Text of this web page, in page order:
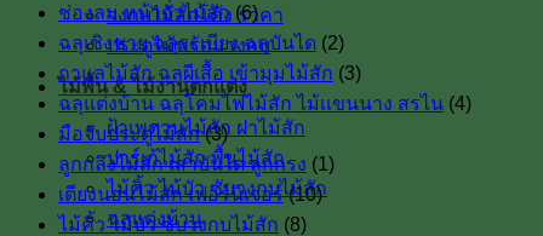
วงกบไม้สักโค้ง ราคา
ประตูไม้พร้อมวงกบ
ไม้พื้น & ไม้งานตกแต่ง
ฝ้าเพดานไม้สัก ฝาไม้สัก
ปาร์เก้ไม้สัก พื้นไม้สัก
ไม้คิ้ว ไม้บัว ซับวงกบไม้สัก
ฉลุแต่งบ้าน
ช่องลม หน้าจั่วไม้สัก (6)
ฉลุเชิงชาย ฉลุระเบียง ฉลุบันได (2)
กาแลไม้สัก ฉลุผีเสื้อ เข้ามุมไม้สัก (3)
ฉลุแต่งบ้าน ฉลุโคมไฟไม้สัก ไม้เเขนนาง สรไน (4)
มือจับประตูไม้สัก (3)
ลูกกลึงไม้สัก เสาบันใด ลูกกรง (1)
เตียงนอนไม้สัก เฟอร์นิเจอร์ (10)
ไม้คิ้ว ไม้บัว ซับวงกบไม้สัก (8)